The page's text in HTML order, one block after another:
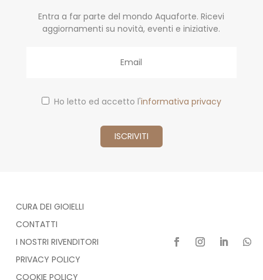
Entra a far parte del mondo Aquaforte. Ricevi
aggiornamenti su novità, eventi e iniziative.
Ho letto ed accetto l'informativa privacy
CURA DEI GIOIELLI
CONTATTI
I NOSTRI RIVENDITORI
PRIVACY POLICY
COOKIE POLICY